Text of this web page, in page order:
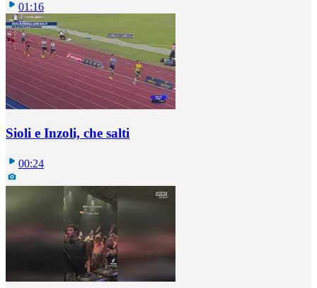
01:16
Sioli e Inzoli, che salti
00:24